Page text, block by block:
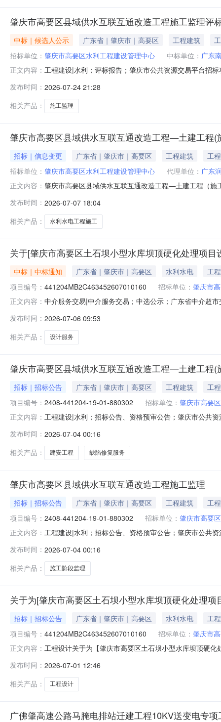
肇庆市高要区县域供水互联互通改造工程施工监理评
中标｜候选人公示 广东省｜肇庆市｜高要区 工程建筑
招标单位： 肇庆市高要区水利工程建设管理中心 中标单位： 广东
正文内容： 工程建设|水利；评标报告；肇庆市公共资源交易平台招
日评标报告一、项目概况1.工程名称：肇庆市高要区县
4.招标范围及
发布时间： 2026-07-24 21:28
相关产品：
施工监理
肇庆市高要区县域供水互联互通改造工程—土建工程(
招标｜信息变更 广东省｜肇庆市｜高要区 工程建筑
工程
招标单位： 肇庆市高要区水利工程建设管理中心 代理单位： 广东
正文内容： 肇庆市高要区县域供水互联互通改造工程—土建工程（
（一）删除原招标文件第四章评标办法第30页商务部分
标截止时间，投标人完
发布时间： 2026-07-07 18:04
相关产品：
水利水电工程施工
关于[肇庆市高要区土石坝小型水库坝顶硬化处理项
中标｜中标通知 广东省｜肇庆市｜高要区 水利水电
工程
项目编号： 441204MB2C463452607010160 招标单位： 肇庆市
正文内容： 中介服务交易|中介服务交易；中选公示；广东省中介超
额说明：1.公开选取方式：方案择优选取。2.报价方式
发布时间： 2026-07-06 09:53
相关产品：
设计服务
肇庆市高要区县域供水互联互通改造工程—土建工程(
招标｜招标公告 广东省｜肇庆市｜高要区 工程建筑
工程
项目编号： 2408-441204-19-01-880302 招标单位： 肇庆市高要
正文内容： 工程建设|水利；招标公告、资格预审公告；肇庆市公共
880302投资项目名称肇庆市高要区县域供水互联互通改
发布时间： 2026-07-04 00:16
相关产品：
建安工程 缺陷修复服务
肇庆市高要区县域供水互联互通改造工程施工监理
招标｜招标公告 广东省｜肇庆市｜高要区 工程建筑
工程
项目编号： 2408-441204-19-01-880302 招标单位： 肇庆市高要
正文内容： 工程建设|水利；招标公告、资格预审公告；肇庆市公共
高要区县域供水互联互通改造工程招标项目名称肇庆市
发布时间： 2026-07-04 00:16
相关产品：
施工阶段监理
关于为[肇庆市高要区土石坝小型水库坝顶硬化处理
招标｜招标公告 广东省｜肇庆市｜高要区 水利水电
工程
项目编号： 441204MB2C463452607010160 招标单位： 肇庆市
正文内容： 工程设计关于为【肇庆市高要区土石坝小型水库坝顶硬
项目设计服务中介服务事项无（属于非行政管理的中介
项目基本情
发布时间： 2026-07-01 12:46
相关产品：
工程设计
广佛肇高速公路马腌电排站迁建工程10KV送变电专